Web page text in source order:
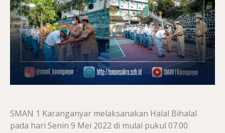
SMAN 1 Karanganyar melaksanakan Halal Bihalal
pada hari Senin 9 Mei 2022 di mulai pukul 07.00